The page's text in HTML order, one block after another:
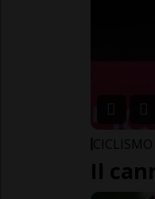
CICLISMO
Il